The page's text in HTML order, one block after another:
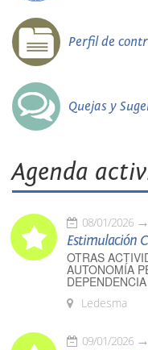
Perfil de
Quejas y
Agenda
08/01/2026
Estimulación
OTRAS
AUTONOMÍA
DEPENDENCIA
Ledesma
09/01/2026